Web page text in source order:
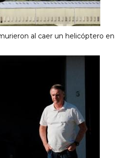
al caer un helicóptero en